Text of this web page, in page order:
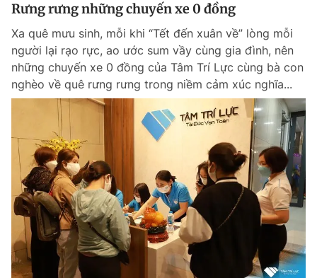
Rưng rưng những chuyến xe 0 đồng
Xa quê mưu sinh, mỗi khi “Tết đến xuân về” lòng mỗi
người lại rạo rực, ao ước sum vầy cùng gia đình, nên
những chuyến xe 0 đồng của Tâm Trí Lực cùng bà con
nghèo về quê rưng rưng trong niềm cảm xúc nghĩa...